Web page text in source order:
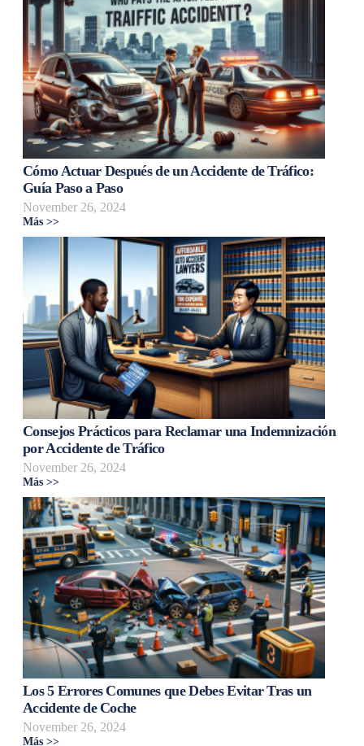
Cómo Actuar Después de un Accidente de Tráfico:
Guía Paso a Paso
November 26, 2024
Más >>
Consejos Prácticos para Reclamar una Indemnización
por Accidente de Tráfico
November 26, 2024
Más >>
Los 5 Errores Comunes que Debes Evitar Tras un
Accidente de Coche
November 26, 2024
Más >>